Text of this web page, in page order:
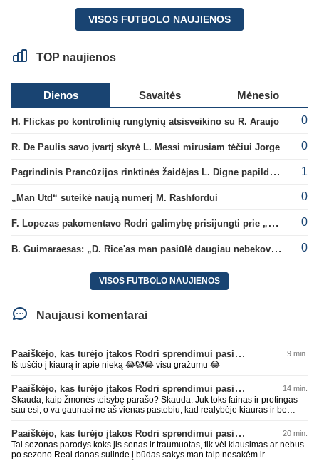
VISOS FUTBOLO NAUJIENOS
TOP naujienos
Dienos Savaitės Mėnesio
H. Flickas po kontrolinių rungtynių atsisveikino su R. Araujo 0
R. De Paulis savo įvartį skyrė L. Messi mirusiam tėčiui Jorge 0
Pagrindinis Prancūzijos rinktinės žaidėjas L. Digne papildė PSG gretas 1
„Man Utd“ suteikė naują numerį M. Rashfordui 0
F. Lopezas pakomentavo Rodri galimybę prisijungti prie „Barcelona“ ekipos 0
B. Guimaraesas: „D. Rice'as man pasiūlė daugiau nebekovoti tarpusavyje“ 0
VISOS FUTBOLO NAUJIENOS
Naujausi komentarai
Paaiškėjo, kas turėjo įtakos Rodri sprendimui pasirinkti Barselonos pusę 9 min.
Iš tuščio į kiaurą ir apie nieką 😂🤡😂 visu gražumu 😂
Paaiškėjo, kas turėjo įtakos Rodri sprendimui pasirinkti Barselonos pusę 14 min.
Skauda, kaip žmonės teisybę parašo? Skauda. Juk toks fainas ir protingas
sau esi, o va gaunasi ne aš vienas pastebiu, kad realybėje kiauras ir be
nei kas kitas 😂😂😂 Per mažai tos mėlynos ar žalios pievos apkakojai
kurioje kaip avinas lakstai... per mažai bičiuli... 💩💩💩
Paaiškėjo, kas turėjo įtakos Rodri sprendimui pasirinkti Barselonos pusę 20 min.
Tai sezonas parodys koks jis senas ir traumuotas, tik vėl klausimas ar nebus
po sezono Real danas sulinde į būdas sakys man taip nesakėm ir